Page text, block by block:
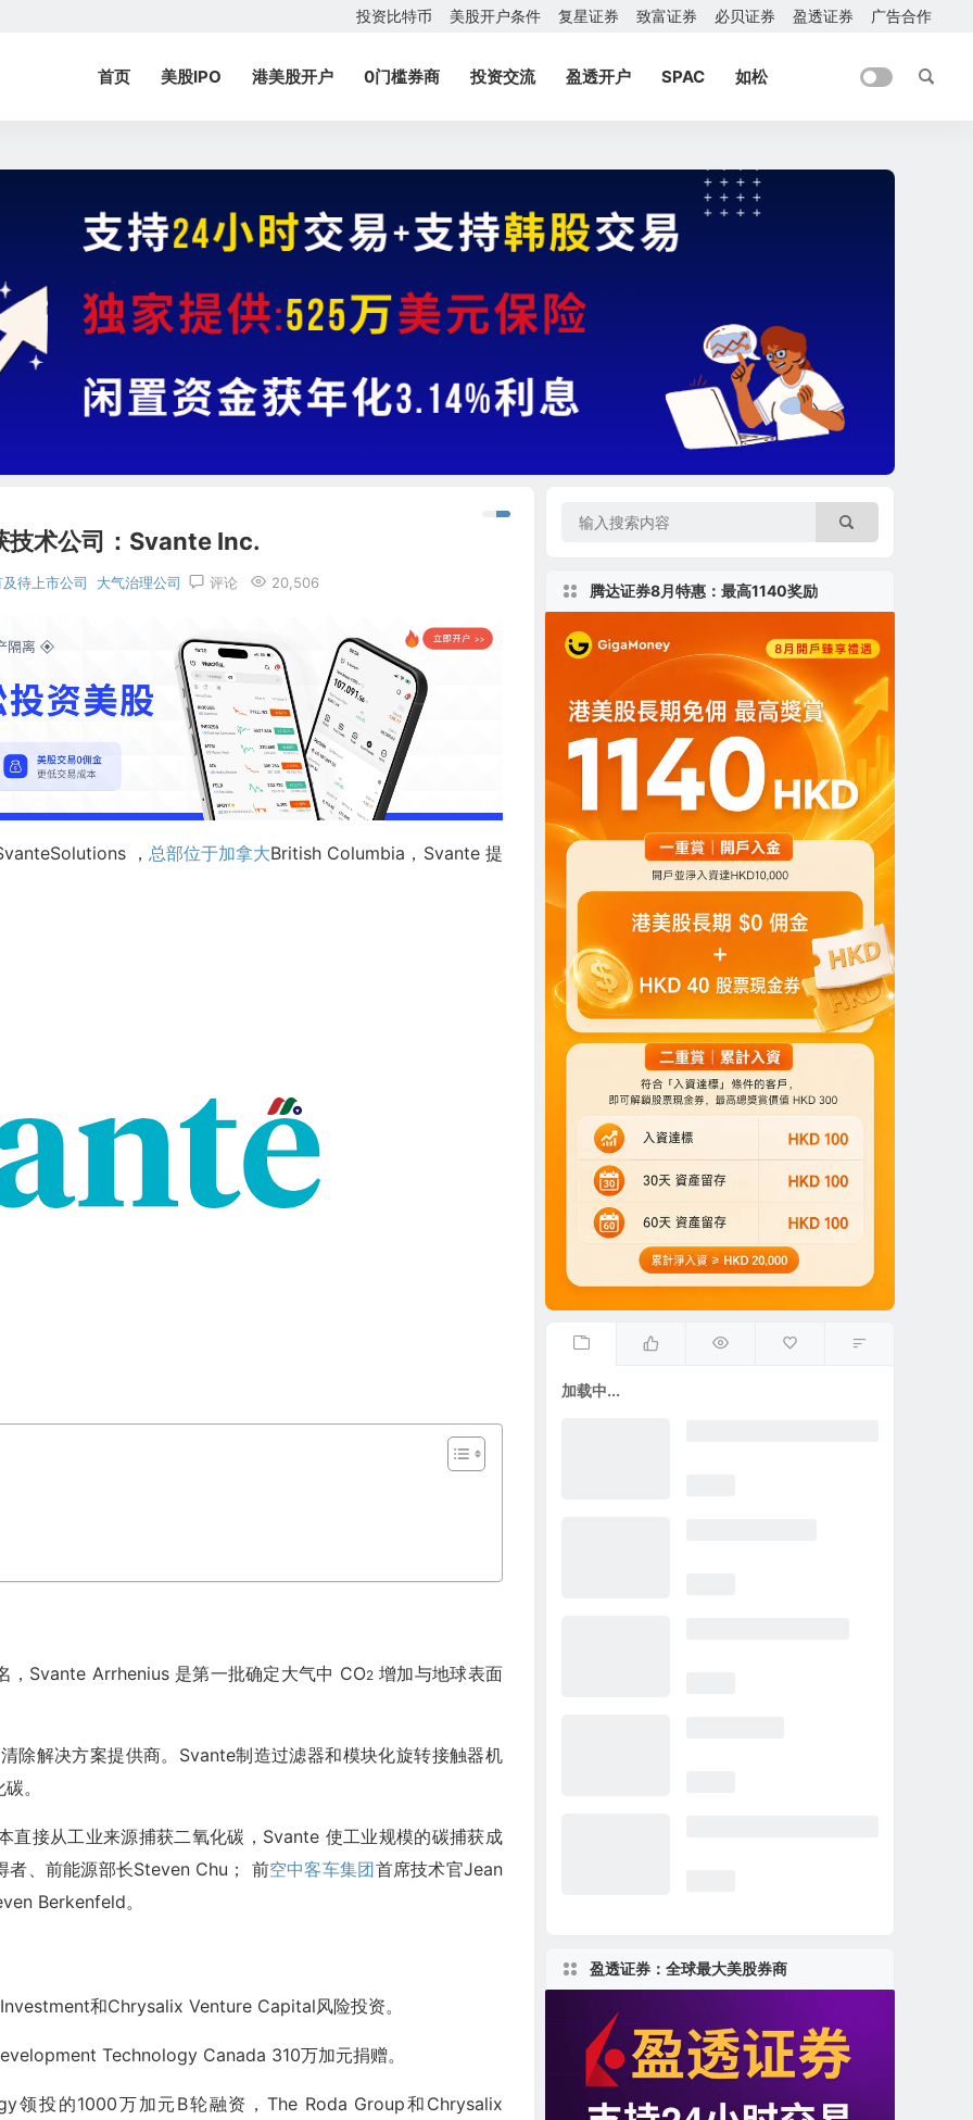
投资比特币 美股开户条件 复星证券 致富证券 必贝证券 盈透证券 广告合作
首页 美股IPO 港美股开户 0门槛券商 投资交流 盈透开户 SPAC 如松
技术公司：Svante Inc.
待上市公司 大气治理公司 评论 20,506
， 总部位于加拿大British Columbia，Svante 提
Svante Arrhenius 是第一批确定大气中 CO2增加与地球表面
除解决方案提供商。Svante制造过滤器和模块化旋转接触器机
。
直接从工业来源捕获二氧化碳，Svante 使工业规模的碳捕获成
者、前能源部长Steven Chu； 前空中客车集团首席技术官Jean
Berkenfeld。
和Chrysalix Venture Capital风险投资。
Technology Canada 310万加元捐赠。
领投的1000万加元B轮融资，The Roda Group和Chrysalix
腾达证券8月特惠：最高1140奖励
加载中...
盈透证券：全球最大美股券商